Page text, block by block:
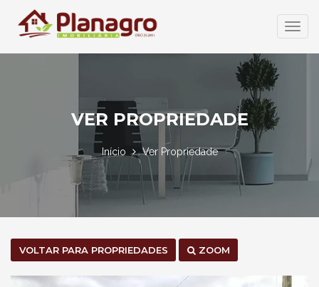
Abrir
VER PROPRIEDADE
Início Ver Propriedade
VOLTAR PARA PROPRIEDADES ZOOM